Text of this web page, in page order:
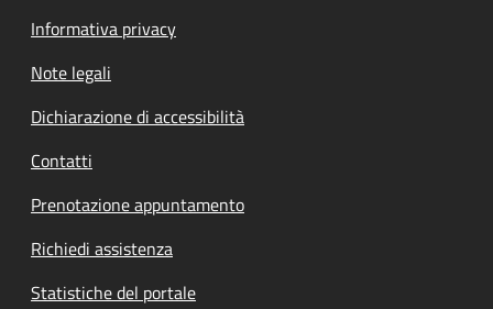
Informativa privacy
Note legali
Dichiarazione di accessibilità
Contatti
Prenotazione appuntamento
Richiedi assistenza
Statistiche del portale